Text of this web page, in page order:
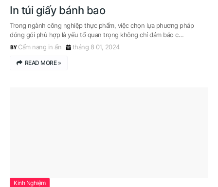
In túi giấy bánh bao
Trong ngành công nghiệp thực phẩm, việc chọn lựa phương pháp
đóng gói phù hợp là yếu tố quan trọng không chỉ đảm bảo c…
Cẩm nang in ấn
tháng 8 01, 2024
READ MORE »
Kinh Nghiệm